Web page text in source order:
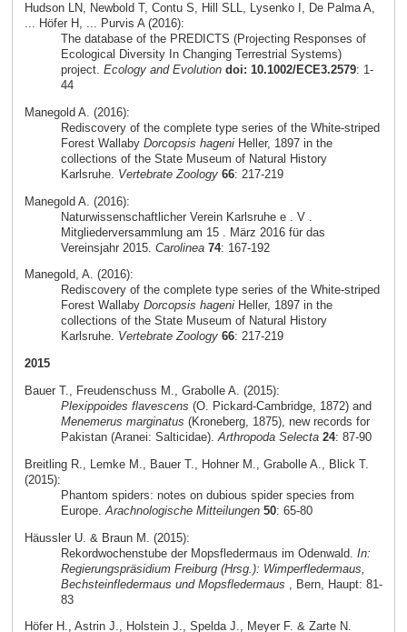
Hudson LN, Newbold T, Contu S, Hill SLL, Lysenko I, De Palma A,
... Höfer H, ... Purvis A (2016):
The database of the PREDICTS (Projecting Responses of
Ecological Diversity In Changing Terrestrial Systems)
project. Ecology and Evolution doi: 10.1002/ECE3.2579: 1-
44
Manegold A. (2016):
Rediscovery of the complete type series of the White-striped
Forest Wallaby Dorcopsis hageniHeller, 1897 in the
collections of the State Museum of Natural History
Karlsruhe. Vertebrate Zoology 66: 217-219
Manegold A. (2016):
Naturwissenschaftlicher Verein Karlsruhe e . V .
Mitgliederversammlung am 15 . März 2016 für das
Vereinsjahr 2015. Carolinea 74: 167-192
Manegold, A. (2016):
Rediscovery of the complete type series of the White-striped
Forest Wallaby Dorcopsis hageniHeller, 1897 in the
collections of the State Museum of Natural History
Karlsruhe. Vertebrate Zoology 66: 217-219
2015
Bauer T., Freudenschuss M., Grabolle A. (2015):
Plexippoides flavescens (O. Pickard-Cambridge, 1872) and
Menemerus marginatus (Kroneberg, 1875), new records for
Pakistan (Aranei: Salticidae).Arthropoda Selecta 24: 87-90
Breitling R., Lemke M., Bauer T., Hohner M., Grabolle A., Blick T.
(2015):
Phantom spiders: notes on dubious spider species from
Europe. Arachnologische Mitteilungen 50: 65-80
Häussler U. & Braun M. (2015):
Rekordwochenstube der Mopsfledermaus im Odenwald. In:
Regierungspräsidium Freiburg (Hrsg.): Wimperfledermaus,
Bechsteinfledermaus und Mopsfledermaus , Bern, Haupt: 81-
83
Höfer H., Astrin J., Holstein J., Spelda J., Meyer F. & Zarte N.